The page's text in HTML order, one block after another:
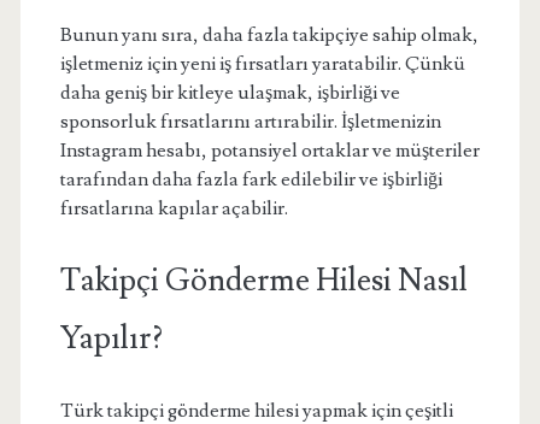
Bunun yanı sıra, daha fazla takipçiye sahip olmak,
işletmeniz için yeni iş fırsatları yaratabilir. Çünkü
daha geniş bir kitleye ulaşmak, işbirliği ve
sponsorluk fırsatlarını artırabilir. İşletmenizin
Instagram hesabı, potansiyel ortaklar ve müşteriler
tarafından daha fazla fark edilebilir ve işbirliği
fırsatlarına kapılar açabilir.
Takipçi Gönderme Hilesi Nasıl
Yapılır?
Türk takipçi gönderme hilesi yapmak için çeşitli